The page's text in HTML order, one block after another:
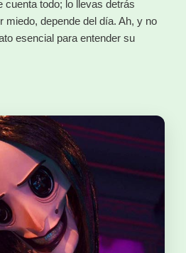
cuenta todo; lo llevas detrás
miedo, depende del día. Ah, y no
esencial para entender su